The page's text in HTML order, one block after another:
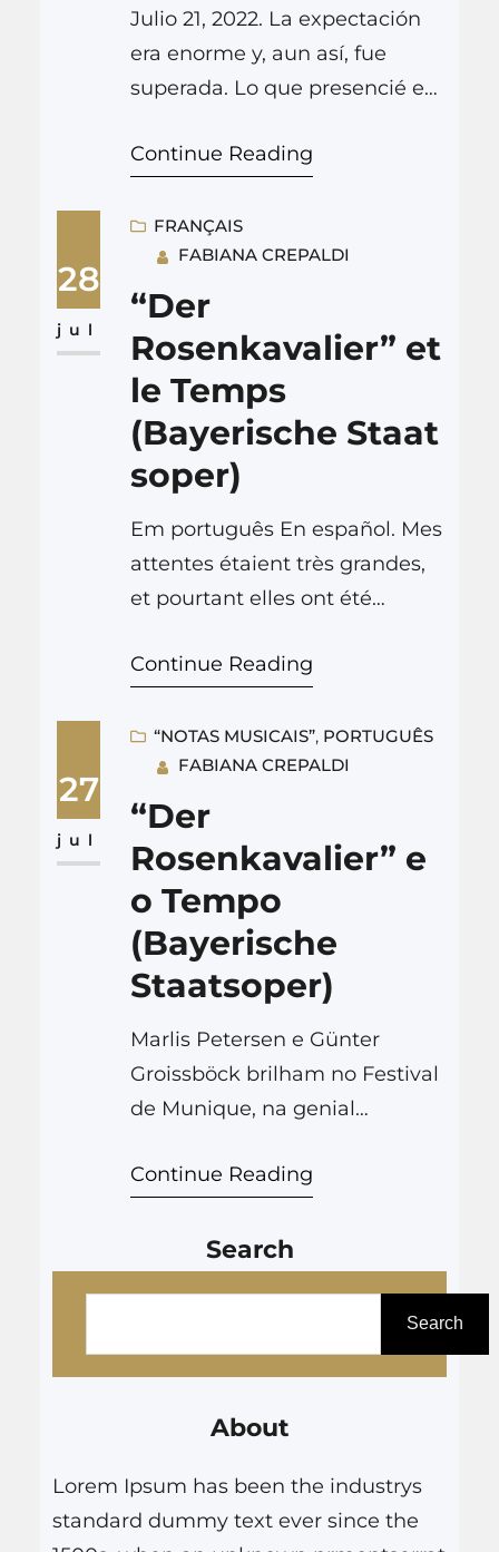
Julio 21, 2022. La expectación
era enorme y, aun así, fue
superada. Lo que presencié en
durante el Festival de Ópera de
fue la combinación perfecta de
una producción teatral
brillante y sensible de Barrie
Kosky, actuaciones
memorables, especialmente
de Marlis Petersen y Günther
Groissböck (que sustituyó a
Christof Fischesser como
Continue Reading
28
jul
FRANÇAIS
FABIANA CREPALDI
“Der
Rosenkavalier” et
le Temps
(Bayerische Staat
soper)
Em português En español. Mes
attentes étaient très grandes,
et pourtant elles ont été
Bayerische Staatsoper dans le
Munich le 21 juillet, dans un
théâtre plein à craquer, était la
combinaison parfaite d’une
production théâtrale géniale et
sensible de Barrie Kosky,
d’interprétations mémorables,
…
Continue Reading
27
jul
“NOTAS MUSICAIS”, PORTUGUÊS
FABIANA CREPALDI
“Der
Rosenkavalier” e
o Tempo
(Bayerische
Staatsoper)
Marlis Petersen e Günter
Groissböck brilham no Festival
de Munique, na genial
Continue Reading
Search
s
a
Search
About
Lorem Ipsum has been the industrys
standard dummy text ever since the